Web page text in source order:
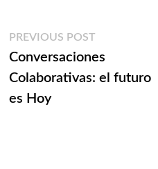
Navegación
de
entradas
PREVIOUS POSTPrevious
post:
Conversaciones
Colaborativas: el futuro
es Hoy